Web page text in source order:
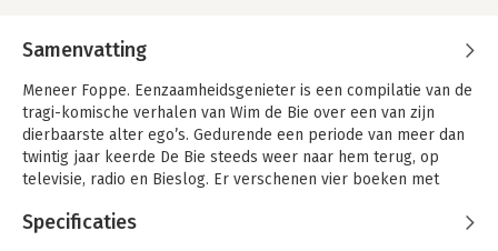
Samenvatting
Meneer Foppe. Eenzaamheidsgenieter is een compilatie van de
tragi-komische verhalen van Wim de Bie over een van zijn
dierbaarste alter ego’s. Gedurende een periode van meer dan
twintig jaar keerde De Bie steeds weer naar hem terug, op
televisie, radio en Bieslog. Er verschenen vier boeken met
Meneer Foppe over de rooie, Meneer Foppe in zijn blootje en
Specificaties